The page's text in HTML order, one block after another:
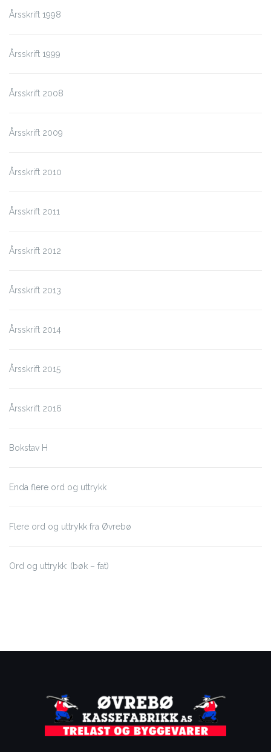
Årsskrift 1998
Årsskrift 1999
Årsskrift 2008
Årsskrift 2009
Årsskrift 2010
Årsskrift 2011
Årsskrift 2012
Årsskrift 2013
Årsskrift 2014
Årsskrift 2015
Årsskrift 2016
Bokstav H
Enda flere ord og uttrykk
Flere ord og uttrykk fra Øvrebø
Ord og uttrykk: (bøk – fat)